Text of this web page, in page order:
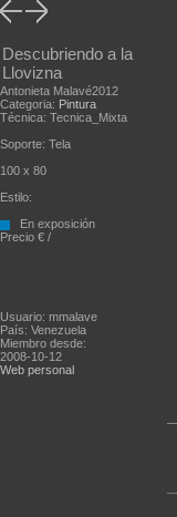
Descubriendo a la
Llovizna
Antonieta Malavé2012
Categoria: Pintura
Técnica: Tecnica_Mixta
Soporte: Tela
100 x 80
Estilo:
En exposición
Precio € /
Usuario: mmalave
País: Venezuela
Miembro desde:
2008-10-12
Web personal